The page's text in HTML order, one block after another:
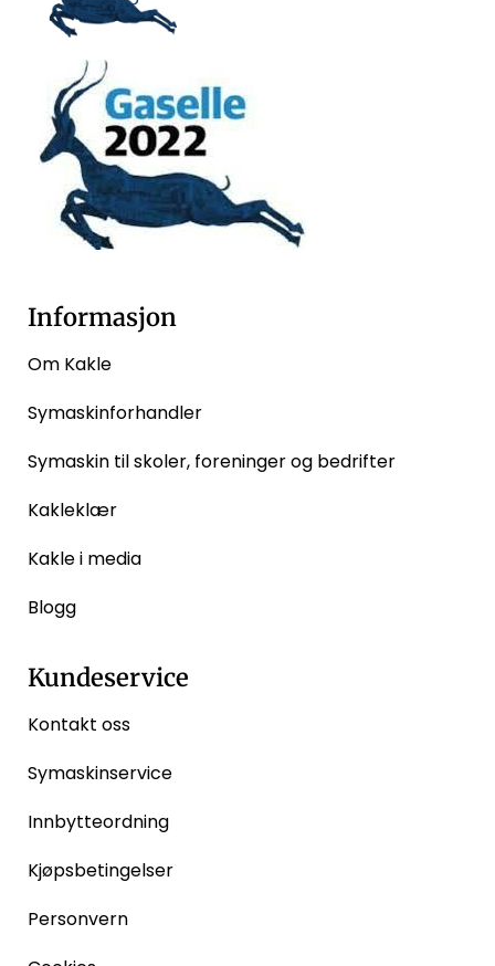
Informasjon
Om Kakle
Symaskinforhandler
Symaskin til skoler, foreninger og bedrifter
Kakleklær
Kakle i media
Blogg
Kundeservice
Kontakt oss
Symaskinservice
Innbytteordning
Kjøpsbetingelser
Personvern